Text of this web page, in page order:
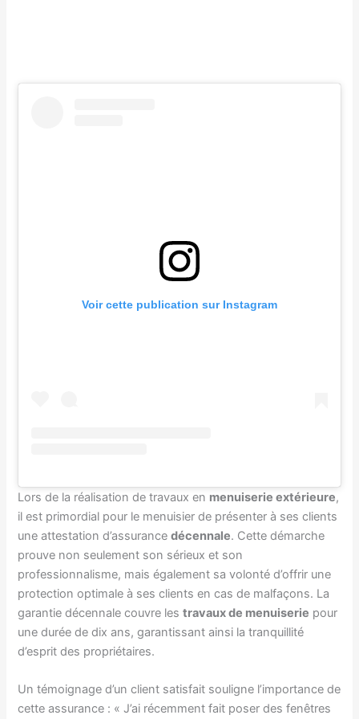
Voir cette publication sur Instagram
Lors de la réalisation de travaux en menuiserie extérieure,
il est primordial pour le menuisier de présenter à ses clients
une attestation d’assurancedécennale. Cette démarche
prouve non seulement son sérieux et son
professionnalisme, mais également sa volonté d’offrir une
protection optimale à ses clients en cas de malfaçons. La
garantie décennale couvre lestravaux de menuiserie pour
une durée de dix ans, garantissant ainsi la tranquillité
d’esprit des propriétaires.
Un témoignage d’un client satisfait souligne l’importance de
cette assurance : « J’ai récemment fait poser des fenêtres